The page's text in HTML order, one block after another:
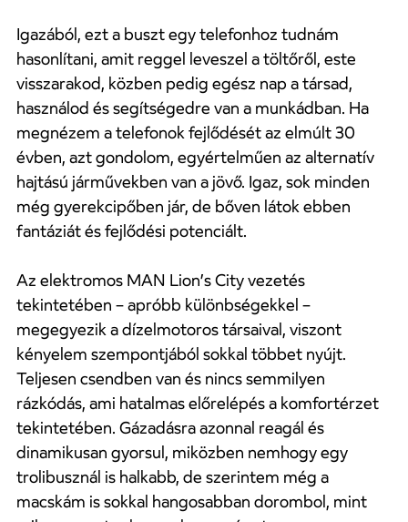
Igazából, ezt a buszt egy telefonhoz tudnám
hasonlítani, amit reggel leveszel a töltőről, este
visszarakod, közben pedig egész nap a társad,
használod és segítségedre van a munkádban. Ha
megnézem a telefonok fejlődését az elmúlt 30
évben, azt gondolom, egyértelműen az alternatív
hajtású járművekben van a jövő. Igaz, sok minden
még gyerekcipőben jár, de bőven látok ebben
fantáziát és fejlődési potenciált.
Az elektromos MAN Lion’s City vezetés
tekintetében – apróbb különbségekkel –
megegyezik a dízelmotoros társaival, viszont
kényelem szempontjából sokkal többet nyújt.
Teljesen csendben van és nincs semmilyen
rázkódás, ami hatalmas előrelépés a komfortérzet
tekintetében. Gázadásra azonnal reagál és
dinamikusan gyorsul, miközben nemhogy egy
trolibusznál is halkabb, de szerintem még a
macskám is sokkal hangosabban dorombol, mint